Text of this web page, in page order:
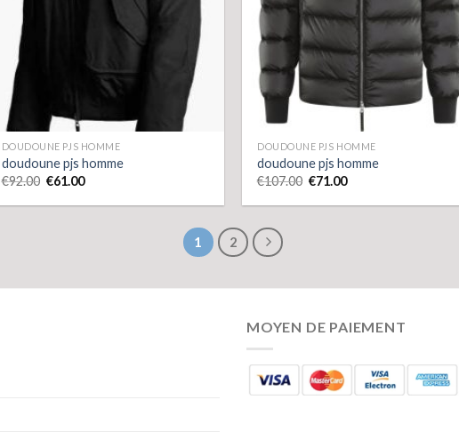
DOUDOUNE PJS HOMME
doudoune pjs homme
€92.00 €61.00
DOUDOUNE PJS HOMME
doudoune pjs homme
€107.00 €71.00
1 2
MOYEN DE PAIEMENT